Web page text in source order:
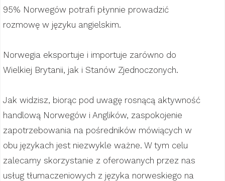
95% Norwegów potrafi płynnie prowadzić
rozmowę w języku angielskim.
Norwegia eksportuje i importuje zarówno do
Wielkiej Brytanii, jak i Stanów Zjednoczonych.
Jak widzisz, biorąc pod uwagę rosnącą aktywność
handlową Norwegów i Anglików, zaspokojenie
zapotrzebowania na pośredników mówiących w
obu językach jest niezwykle ważne. W tym celu
zalecamy skorzystanie z oferowanych przez nas
usług tłumaczeniowych z języka norweskiego na